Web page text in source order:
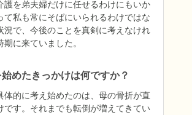
護を弟夫婦だけに任せるわけにもいか
て私も常にそばにいられるわけではな
況で、今後のことを真剣に考えなけれ
に来ていました。
めたきっかけは何ですか？
体的に考え始めたのは、母の骨折が直
です。それまでも転倒が増えてきてい